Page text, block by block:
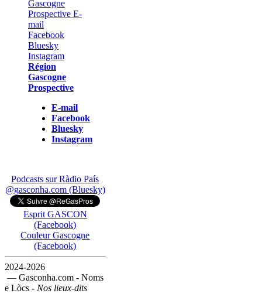
Région
Gascogne
Prospective
E-mail
Facebook
Bluesky
Instagram
Podcasts sur Ràdio País
@gasconha.com (Bluesky)
Esprit GASCON
(Facebook)
Couleur Gascogne
(Facebook)
2024-2026
— Gasconha.com - Noms
e Lòcs - Nos lieux-dits